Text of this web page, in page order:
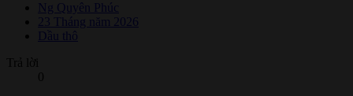
Ng Quyên Phúc
23 Tháng năm 2026
Dầu thô
Trả lời
0